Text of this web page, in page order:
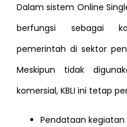
Dalam sistem Online
berfungsi sebagai
pemerintah di sektor
Meskipun tidak
komersial, KBLI ini tetap
Pendataan